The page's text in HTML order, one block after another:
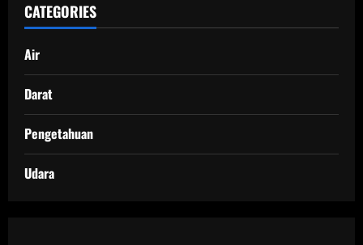
CATEGORIES
Air
Darat
Pengetahuan
Udara